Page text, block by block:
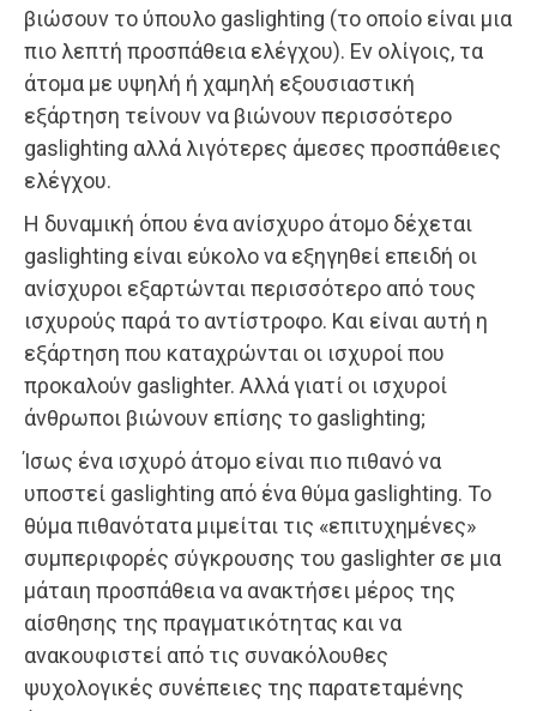
βιώσουν το ύπουλο gaslighting (το οποίο είναι μια
πιο λεπτή προσπάθεια ελέγχου). Εν ολίγοις, τα
άτομα με υψηλή ή χαμηλή εξουσιαστική
εξάρτηση τείνουν να βιώνουν περισσότερο
gaslighting αλλά λιγότερες άμεσες προσπάθειες
ελέγχου.
Η δυναμική όπου ένα ανίσχυρο άτομο δέχεται
gaslighting είναι εύκολο να εξηγηθεί επειδή οι
ανίσχυροι εξαρτώνται περισσότερο από τους
ισχυρούς παρά το αντίστροφο. Και είναι αυτή η
εξάρτηση που καταχρώνται οι ισχυροί που
προκαλούν gaslighter. Αλλά γιατί οι ισχυροί
άνθρωποι βιώνουν επίσης το gaslighting;
Ίσως ένα ισχυρό άτομο είναι πιο πιθανό να
υποστεί gaslighting από ένα θύμα gaslighting. Το
θύμα πιθανότατα μιμείται τις «επιτυχημένες»
συμπεριφορές σύγκρουσης του gaslighter σε μια
μάταιη προσπάθεια να ανακτήσει μέρος της
αίσθησης της πραγματικότητας και να
ανακουφιστεί από τις συνακόλουθες
ψυχολογικές συνέπειες της παρατεταμένης